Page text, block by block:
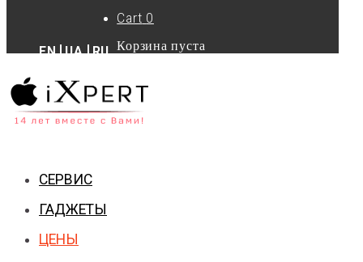
EN UA RU
Cart 0
Корзина пуста
СЕРВИС
ГАДЖЕТЫ
ЦЕНЫ